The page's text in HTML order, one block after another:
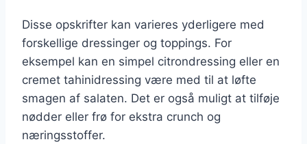
Disse opskrifter kan varieres yderligere med
forskellige dressinger og toppings. For
eksempel kan en simpel citrondressing eller en
cremet tahinidressing være med til at løfte
smagen af salaten. Det er også muligt at tilføje
nødder eller frø for ekstra crunch og
næringsstoffer.